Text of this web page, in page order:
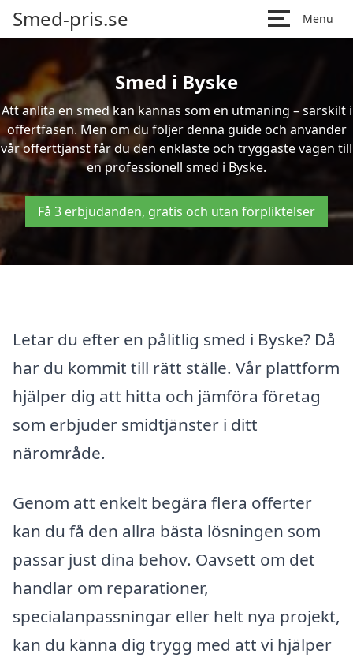
Smed-pris.se Menu
Smed i Byske
Att anlita en smed kan kännas som en utmaning – särskilt i
offertfasen. Men om du följer denna guide och använder
vår offerttjänst får du den enklaste och tryggaste vägen till
en professionell smed i Byske.
Få 3 erbjudanden, gratis och utan förpliktelser
Letar du efter en pålitlig smed i Byske? Då
har du kommit till rätt ställe. Vår plattform
hjälper dig att hitta och jämföra företag
som erbjuder smidtjänster i ditt
närområde.
Genom att enkelt begära flera offerter
kan du få den allra bästa lösningen som
passar just dina behov. Oavsett om det
handlar om reparationer,
specialanpassningar eller helt nya projekt,
kan du känna dig trygg med att vi hjälper